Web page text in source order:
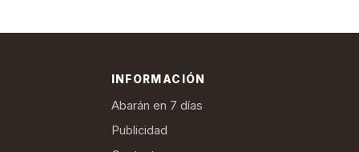
INFORMACIÓN
Abarán en 7 días
Publicidad